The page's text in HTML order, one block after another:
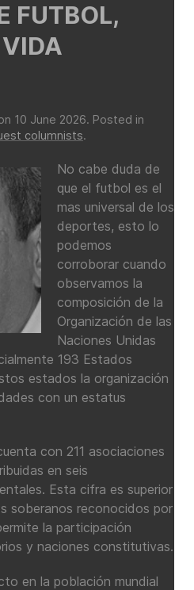
FUTBOL,
10 June 2026. Posted in
columnists.
No cabe duda de
que el futbol es el
mas universal de los
deportes, esto lo
podemos
corroborar cuando
observamos la
composición de la
Organización de las
Naciones Unidas
193 Estados
estados la organización
con un estatus
con 211 asociaciones
en seis
Esta cifra es superior
soberanos reconocidos por
la participación
y naciones constitutivas.
en la población mundial